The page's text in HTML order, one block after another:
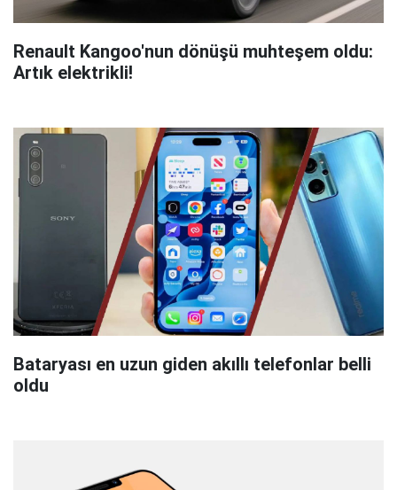
Renault Kangoo'nun dönüşü muhteşem oldu:
Artık elektrikli!
Bataryası en uzun giden akıllı telefonlar belli
oldu